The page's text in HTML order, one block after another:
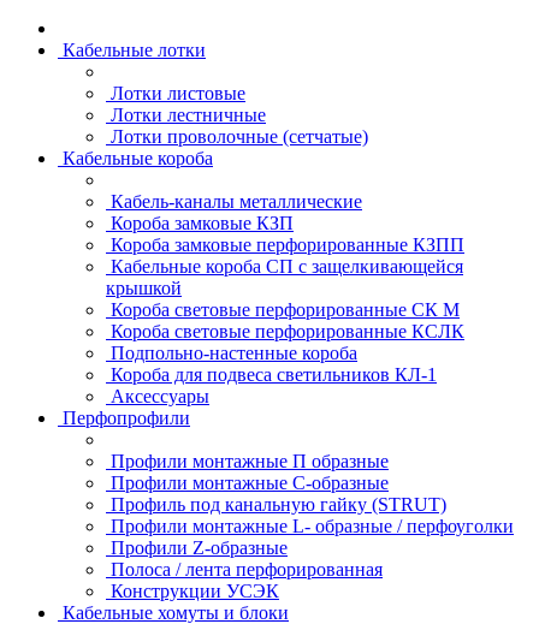
Кабельные лотки
Лотки листовые
Лотки лестничные
Лотки проволочные (сетчатые)
Кабельные короба
Кабель-каналы металлические
Короба замковые КЗП
Короба замковые перфорированные КЗПП
Кабельные короба СП с защелкивающейся
крышкой
Короба световые перфорированные СК М
Короба световые перфорированные КСЛК
Подпольно-настенные короба
Короба для подвеса светильников КЛ-1
Аксессуары
Перфопрофили
Профили монтажные П образные
Профили монтажные C-образные
Профиль под канальную гайку (STRUT)
Профили монтажные L- образные / перфоуголки
Профили Z-образные
Полоса / лента перфорированная
Конструкции УСЭК
Кабельные хомуты и блоки